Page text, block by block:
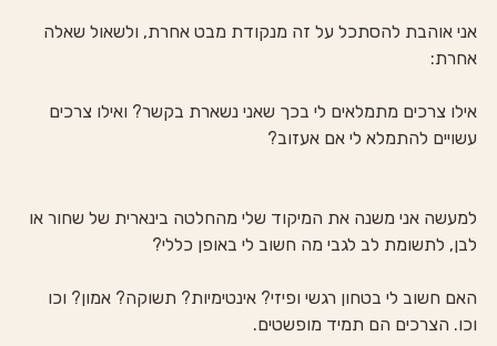
אני אוהבת להסתכל על זה מנקודת מבט אחרת, ולשאול שאלה
אחרת:
אילו צרכים מתמלאים לי בכך שאני נשארת בקשר? ואילו צרכים
עשויים להתמלא לי אם אעזוב?
למעשה אני משנה את המיקוד שלי מהחלטה בינארית של שחור או
לבן, לתשומת לב לגבי מה חשוב לי באופן כללי?
האם חשוב לי בטחון רגשי ופיזי? אינטימיות? תשוקה? אמון? וכו
וכו. הצרכים הם תמיד מופשטים.